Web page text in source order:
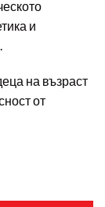
и
на възраст
от